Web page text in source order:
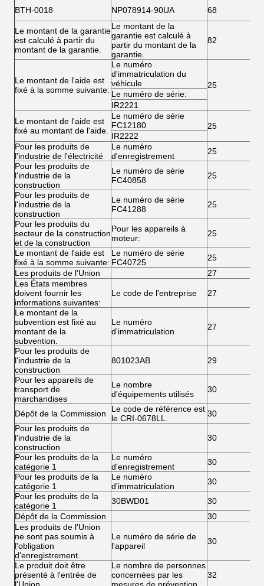
BTH-0018 NP078914-90UA 68
Le montant de la garantie
est calculé à partir du
montant de la garantie.
Le montant de la
garantie est calculé à
partir du montant de la
garantie.
82
Le montant de l'aide est
fixé à la somme suivante:
Le numéro
d'immatriculation du
véhicule
25
Le numéro de série:
IR2221
Le montant de l'aide est
fixé au montant de l'aide.
Le numéro de série
FC12180
25
IR2222
Pour les produits de
l'industrie de l'électricité
Le numéro
d'enregistrement
25
Pour les produits de
l'industrie de la
construction
Le numéro de série
FC40858
25
Pour les produits de
l'industrie de la
construction
Le numéro de série
FC41288
25
Pour les produits du
secteur de la construction
et de la construction
Pour les appareils à
moteur:
25
Le montant de l'aide est
fixé à la somme suivante:
Le numéro de série
FC40725
25
Les produits de l'Union
27
Les États membres
doivent fournir les
informations suivantes:
Le code de l'entreprise 27
Le montant de la
subvention est fixé au
montant de la
subvention.
Le numéro
d'immatriculation
27
Pour les produits de
l'industrie de la
construction
801023AB 29
Pour les appareils de
transport de
marchandises
Le nombre
d'équipements utilisés
30
Dépôt de la Commission
Le code de référence est
le CRI-0678LL.
30
Pour les produits de
l'industrie de la
construction
30
Pour les produits de la
catégorie 1
Le numéro
d'enregistrement
30
Pour les produits de la
catégorie 1
Le numéro
d'immatriculation
30
Pour les produits de la
catégorie 1
30BWD01
30
Dépôt de la Commission
30
Les produits de l'Union
ne sont pas soumis à
l'obligation
d'enregistrement.
Le numéro de série de
l'appareil
30
Le produit doit être
présenté à l'entrée de
Le nombre de personnes
concernées par les
32